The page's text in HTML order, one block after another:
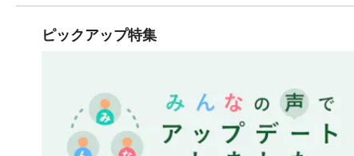
ピックアップ特集